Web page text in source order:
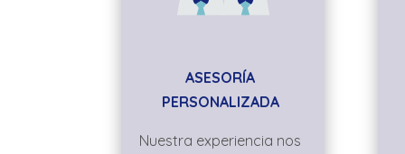
ASESORÍA
PERSONALIZADA
Nuestra experiencia nos